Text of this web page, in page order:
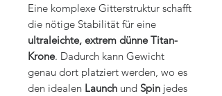
Eine komplexe Gitterstruktur schafft
die nötige Stabilität für eine
ultraleichte, extrem dünne Titan-
Krone. Dadurch kann Gewicht
genau dort platziert werden, wo es
den idealen Launch und Spin jedes